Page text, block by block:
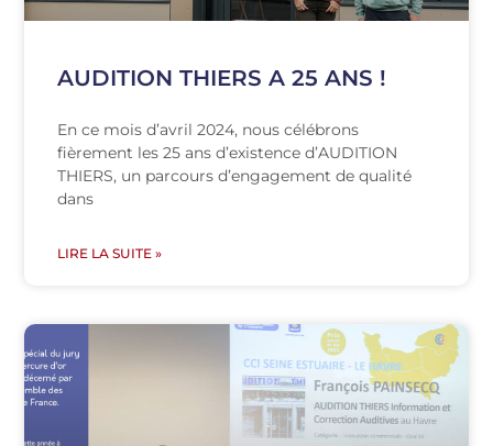
AUDITION THIERS A 25 ANS !
En ce mois d’avril 2024, nous célébrons
fièrement les 25 ans d’existence d’AUDITION
THIERS, un parcours d’engagement de qualité
dans
LIRE LA SUITE »